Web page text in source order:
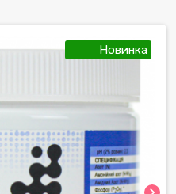
Новинка